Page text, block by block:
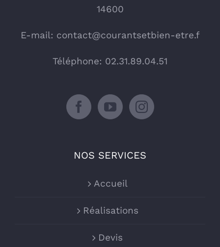
14600
E-mail: contact@courantsetbien-etre.f
Téléphone: 02.31.89.04.51
NOS SERVICES
Accueil
Réalisations
Devis